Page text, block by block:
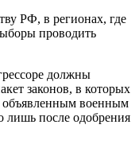
РФ, в регионах, где
проводить
должны
законов, в которых
объявленным военным
лишь после одобрения